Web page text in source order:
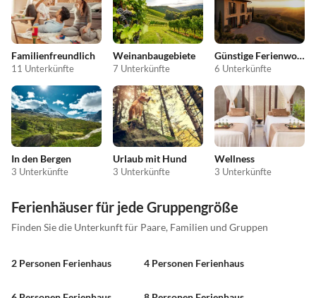
Familienfreundlich
11 Unterkünfte
Weinanbaugebiete
7 Unterkünfte
Günstige Ferienwohnungen
6 Unterkünfte
In den Bergen
3 Unterkünfte
Urlaub mit Hund
3 Unterkünfte
Wellness
3 Unterkünfte
Ferienhäuser für jede Gruppengröße
Finden Sie die Unterkunft für Paare, Familien und Gruppen
2 Personen Ferienhaus 4 Personen Ferienhaus